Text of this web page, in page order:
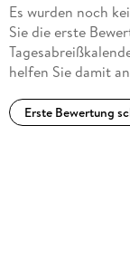
Es wurden noch
Sie die erste
helfen Sie damit
Erste Bewertung